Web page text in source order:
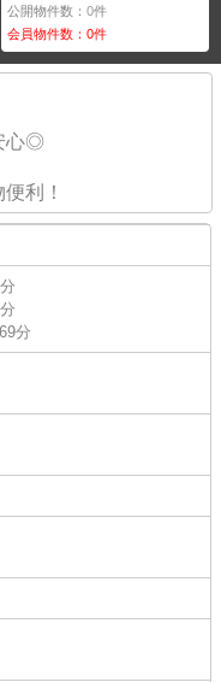
公開物件数：0件
会員物件数：0件
心◎
利！
分